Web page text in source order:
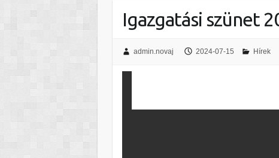
Igazgatási szünet
admin.novaj 2024-07-15 Hírek